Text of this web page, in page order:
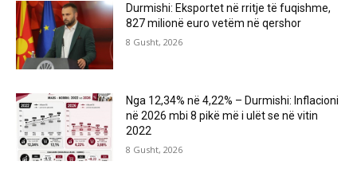
Durmishi: Eksportet në rritje të fuqishme,
827 milionë euro vetëm në qershor
8 Gusht, 2026
Nga 12,34% në 4,22% – Durmishi: Inflacioni
në 2026 mbi 8 pikë më i ulët se në vitin
2022
8 Gusht, 2026